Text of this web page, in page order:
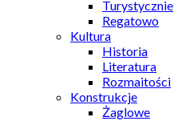
Turystycznie
Regatowo
Kultura
Historia
Literatura
Rozmaitości
Konstrukcje
Żaglowe